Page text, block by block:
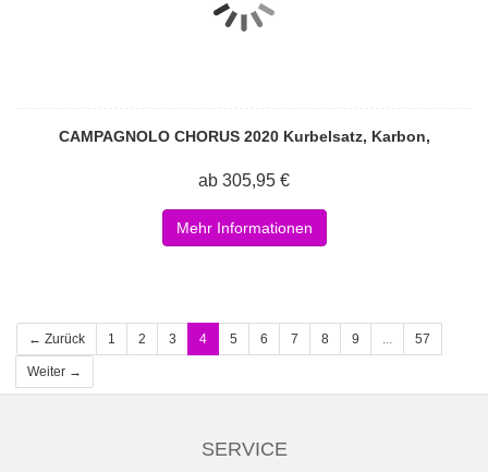
CAMPAGNOLO CHORUS 2020 Kurbelsatz, Karbon,
ab 305,95 €
Mehr Informationen
← Zurück 1 2 3 4 5 6 7 8 9 ... 57
Weiter →
SERVICE